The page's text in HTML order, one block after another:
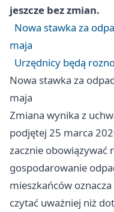
jeszcze bez zmian.
Nowa stawka za
maja
Urzędnicy będą
Nowa stawka za
maja
Zmiana wynika z
podjętej 25 marca
zacznie obowiązywać
gospodarowanie
mieszkańców
czytać uważniej niż